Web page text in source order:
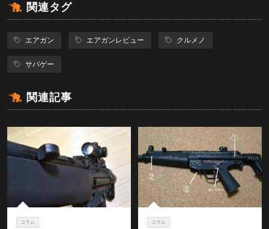
関連タグ
エアガン エアガンレビュー クルメノ
サバゲー
関連記事
コラム コラム